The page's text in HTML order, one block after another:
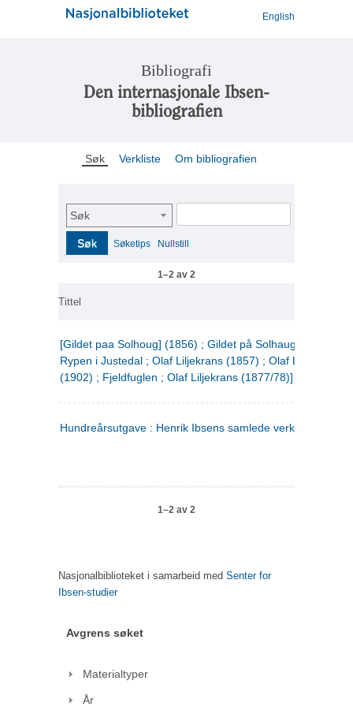
English
Bibliografi
Den internasjonale Ibsen-
bibliografien
Søk Verkliste Om bibliografien
Søk
Søk Søketips Nullstill
1–2 av 2
Tittel
[Gildet paa Solhoug] (1856) ; Gildet på Solhaug (1883) ;
Rypen i Justedal ; Olaf Liljekrans (1857) ; Olaf Liljekrans
(1902) ; Fjeldfuglen ; Olaf Liljekrans (1877/78)]
Hundreårsutgave : Henrik Ibsens samlede verker. 3
1–2 av 2
Nasjonalbiblioteket i samarbeid med Senter for
Ibsen-studier
Avgrens søket
Materialtyper
År